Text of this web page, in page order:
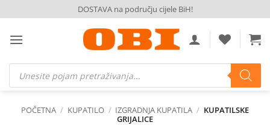
to
content
DOSTAVA na području cijele BiH!
Products
search
POČETNA / KUPATILO / IZGRADNJA KUPATILA / KUPATILSKE
GRIJALICE